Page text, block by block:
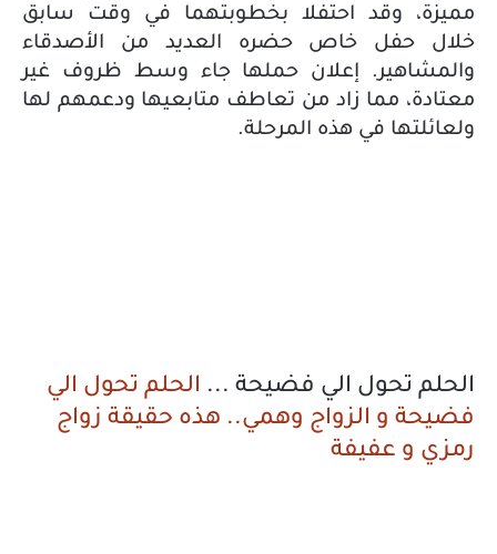
مميزة، وقد احتفلا بخطوبتهما في وقت سابق
خلال حفل خاص حضره العديد من الأصدقاء
والمشاهير. إعلان حملها جاء وسط ظروف غير
معتادة، مما زاد من تعاطف متابعيها ودعمهم لها
ولعائلتها في هذه المرحلة.
الحلم تحول الي فضيحة ... الحلم تحول الي
فضيحة و الزواج وهمي.. هذه حقيقة زواج
رمزي و عفيفة